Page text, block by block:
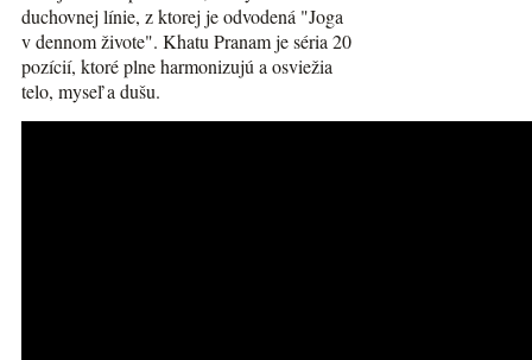
duchovnej línie, z ktorej je odvodená "Joga
v dennom živote". Khatu Pranam je séria 20
pozícií, ktoré plne harmonizujú a osviežia
telo, myseľ a dušu.